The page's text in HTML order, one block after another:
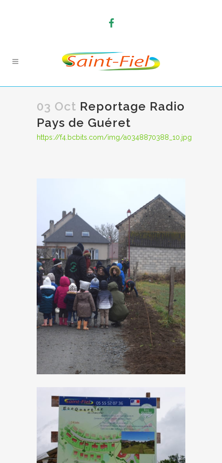
03 Oct Reportage Radio
Pays de Guéret
https://f4.bcbits.com/img/a0348870388_10.jpg